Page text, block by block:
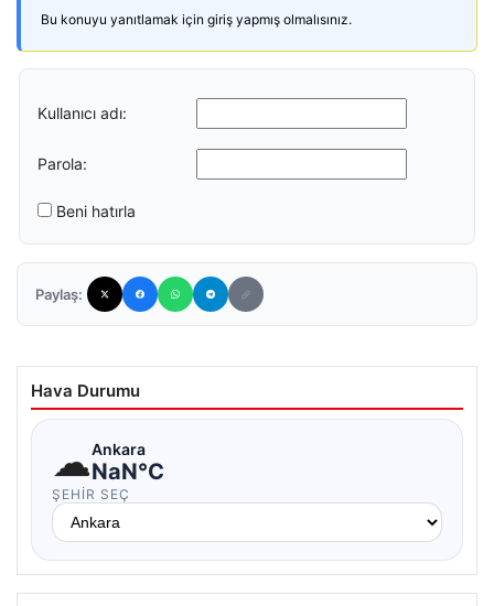
Bu konuyu yanıtlamak için giriş yapmış olmalısınız.
Kullanıcı adı:
Parola:
Beni hatırla
Paylaş:
Hava Durumu
☁Ankara
NaN°C
ŞEHIR SEÇ